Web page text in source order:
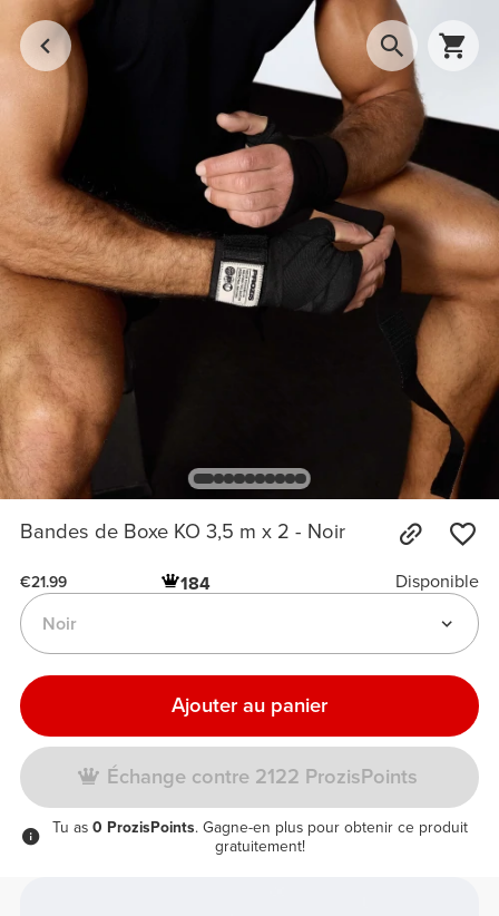
Bandes de Boxe KO 3,5 m x 2 - Noir
€21.99 184
Disponible
Noir
Ajouter au panier
Échange contre 2122 ProzisPoints
Tu as 0 ProzisPoints. Gagne-en plus pour obtenir ce produit
gratuitement!